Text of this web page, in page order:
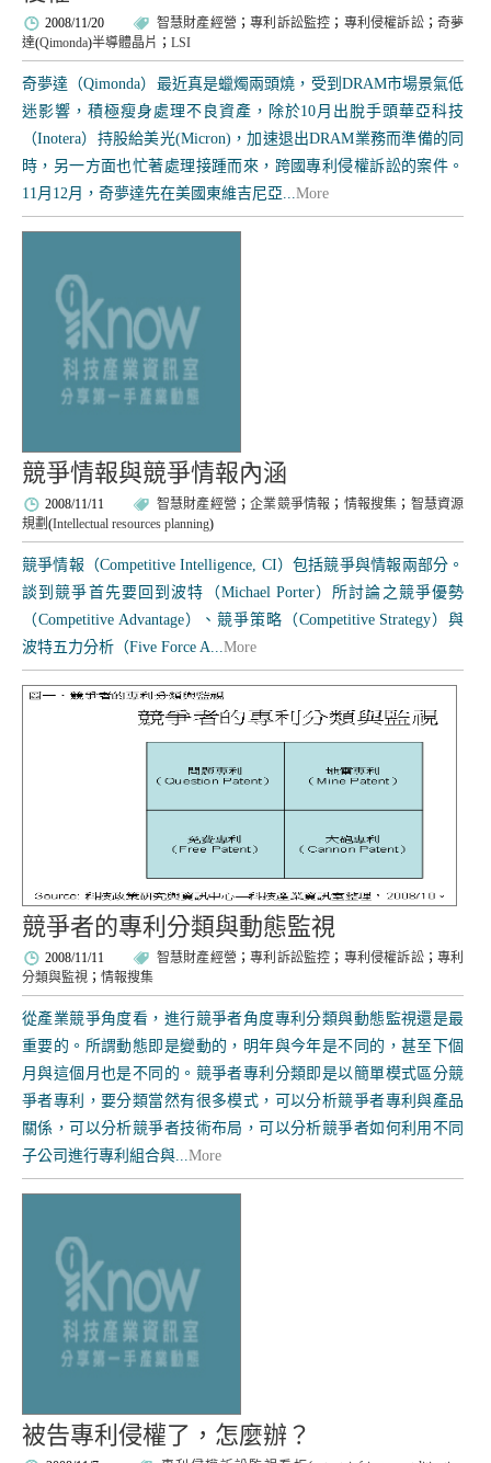
2008/11/20 智慧財產經營 ； 專利訴訟監控 ； 專利侵權訴訟； 奇夢
達(Qimonda)半導體晶片 ； LSI
奇夢達（Qimonda）最近真是蠟燭兩頭燒，受到DRAM市場景氣低
迷影響，積極瘦身處理不良資產，除於10月出脫手頭華亞科技
（Inotera）持股給美光(Micron)，加速退出DRAM業務而準備的同
時，另一方面也忙著處理接踵而來，跨國專利侵權訴訟的案件。
11月12月，奇夢達先在美國東維吉尼亞...More
競爭情報與競爭情報內涵
2008/11/11 智慧財產經營 ； 企業競爭情報 ； 情報搜集 ； 智慧資源
規劃 (Intellectual resources planning)
競爭情報（Competitive Intelligence, CI）包括競爭與情報兩部分。
談到競爭首先要回到波特（Michael Porter）所討論之競爭優勢
（Competitive Advantage）、競爭策略（Competitive Strategy）與
波特五力分析（Five Force A...More
競爭者的專利分類與動態監視
2008/11/11 智慧財產經營 ； 專利訴訟監控 ； 專利侵權訴訟； 專利
分類與監視 ； 情報搜集
從產業競爭角度看，進行競爭者角度專利分類與動態監視還是最
重要的。所謂動態即是變動的，明年與今年是不同的，甚至下個
月與這個月也是不同的。競爭者專利分類即是以簡單模式區分競
爭者專利，要分類當然有很多模式，可以分析競爭者專利與產品
關係，可以分析競爭者技術布局，可以分析競爭者如何利用不同
子公司進行專利組合與...More
被告專利侵權了，怎麼辦？